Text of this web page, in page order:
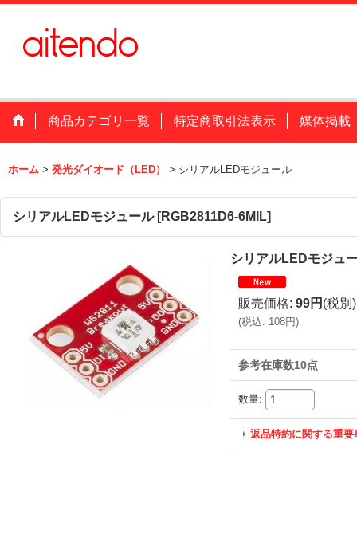
商品カテゴリ一覧 特定商取引法表示 媒体掲載
ホーム > 発光ダイオード（LED） > シリアルLEDモジュール
シリアルLEDモジュール [RGB2811D6-6MIL]
シリアルLEDモジュ
販売価格: 99円 (税別)
(税込: 108円)
参考在庫数10点
数量:
返品特約に関する重要